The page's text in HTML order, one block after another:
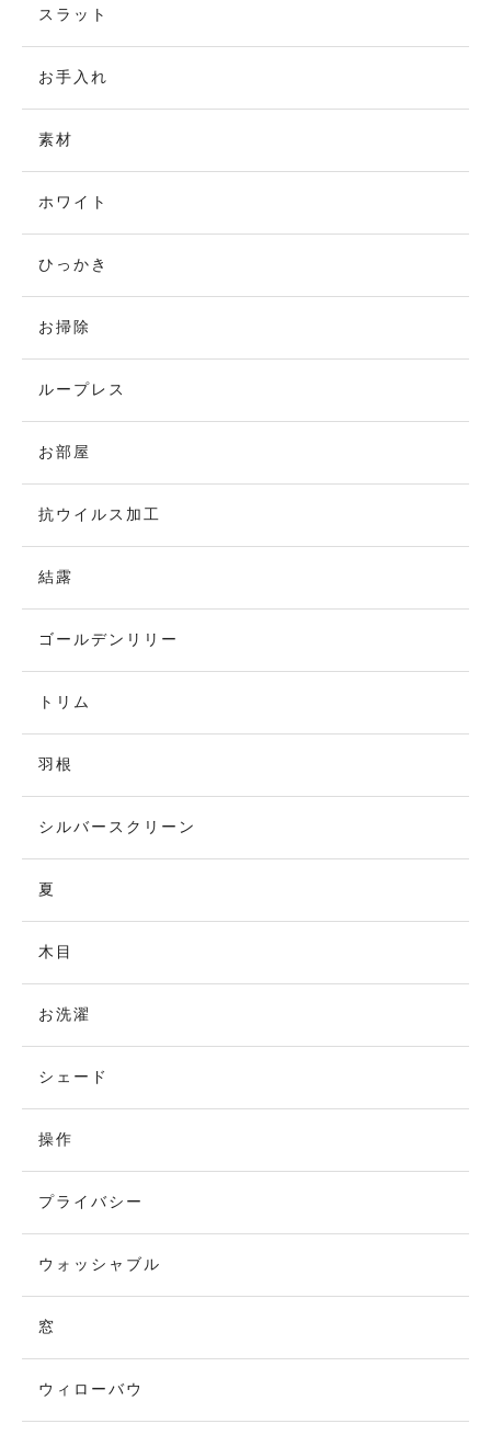
スラット
お手入れ
素材
ホワイト
ひっかき
お掃除
ループレス
お部屋
抗ウイルス加工
結露
ゴールデンリリー
トリム
羽根
シルバースクリーン
夏
木目
お洗濯
シェード
操作
プライバシー
ウォッシャブル
窓
ウィローバウ